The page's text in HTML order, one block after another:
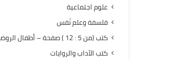
علوم اجتماعية
فلسفة وعلم نّفس
كتب (من 5 : 12 ) صفحة – أطفال الروضة
كتب الآداب والروايات